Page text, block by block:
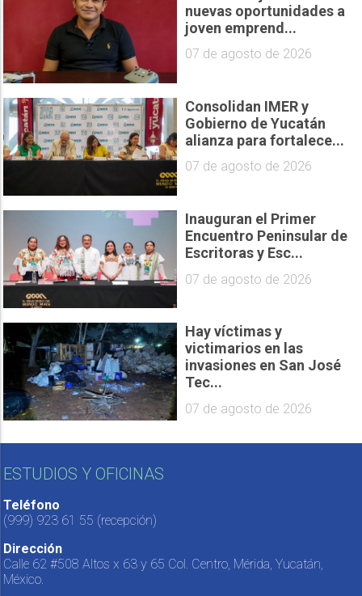
nuevas oportunidades a
joven emprend...
07 de agosto de 2026
Consolidan IMER y
Gobierno de Yucatán
alianza para fortalece...
07 de agosto de 2026
Inauguran el Primer
Encuentro Peninsular de
Escritoras y Esc...
07 de agosto de 2026
Hay víctimas y
victimarios en las
invasiones en San José
Tec...
07 de agosto de 2026
ESTUDIOS Y OFICINAS
Teléfono
(999) 923 61 55 (recepción)
Dirección
Calle 62 #508 Altos x 63 y 65 Col. Centro, Mérida, Yucatán,
México.